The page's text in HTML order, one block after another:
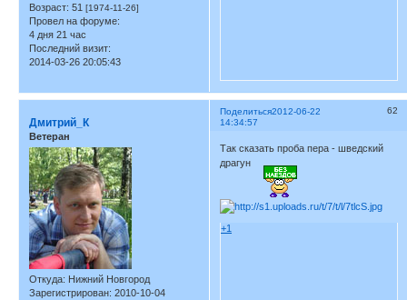
Возраст: 51 [1974-11-26]
Провел на форуме:
4 дня 21 час
Последний визит:
2014-03-26 20:05:43
Поделиться 62
2012-06-22
14:34:57
Дмитрий_К
Ветеран
Откуда: Нижний Новгород
Зарегистрирован: 2010-10-04
Так сказать проба пера - шведский
драгун
+1